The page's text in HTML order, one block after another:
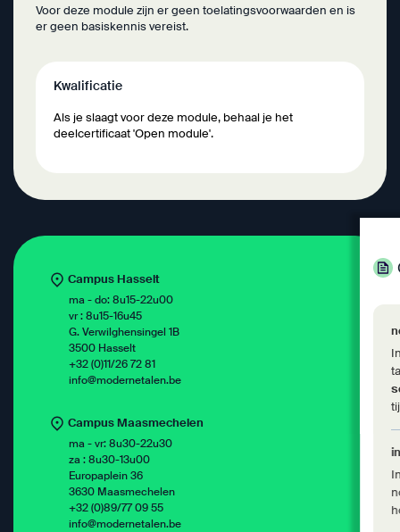
Voor deze module zijn er geen toelatingsvoorwaarden en is
er geen basiskennis vereist.
Kwalificatie
Als je slaagt voor deze module, behaal je het
deelcertificaat 'Open module'.
Campus Hasselt
ma - do: 8u15-22u00
vr : 8u15-16u45
G. Verwilghensingel 1B
3500 Hasselt
+32 (0)11/26 72 81
info@modernetalen.be
Campus Maasmechelen
ma - vr: 8u30-22u30
za : 8u30-13u00
Europaplein 36
3630 Maasmechelen
+32 (0)89/77 09 55
info@modernetalen.be